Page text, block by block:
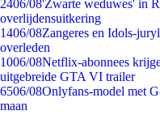
2406/08'Zwarte weduwes' in
overlijdensuitkering
1406/08Zangeres en Idols-
overleden
1006/08Netflix-abonnees
uitgebreide GTA VI trailer
6506/08Onlyfans-model met
maan